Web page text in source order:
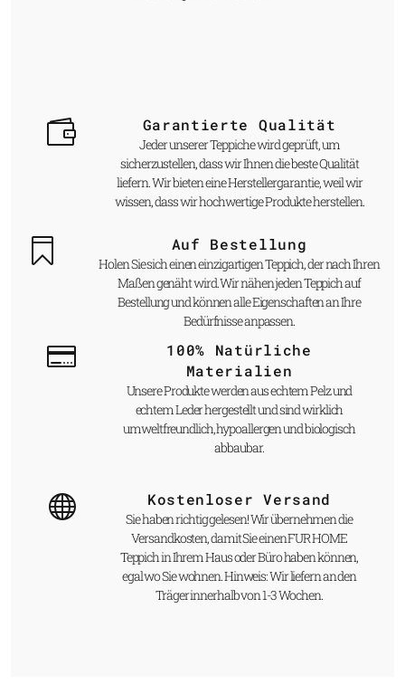
Garantierte Qualität
Jeder unserer Teppiche wird geprüft, um
sicherzustellen, dass wir Ihnen die beste Qualität
liefern. Wir bieten eine Herstellergarantie, weil wir
wissen, dass wir hochwertige Produkte herstellen.
Auf Bestellung
Holen Sie sich einen einzigartigen Teppich, der nach Ihren
Maßen genäht wird. Wir nähen jeden Teppich auf
Bestellung und können alle Eigenschaften an Ihre
Bedürfnisse anpassen.
100% Natürliche
Materialien
Unsere Produkte werden aus echtem Pelz und
echtem Leder hergestellt und sind wirklich
umweltfreundlich, hypoallergen und biologisch
abbaubar.
Kostenloser Versand
Sie haben richtig gelesen! Wir übernehmen die
Versandkosten, damit Sie einen FUR HOME
Teppich in Ihrem Haus oder Büro haben können,
egal wo Sie wohnen. Hinweis: Wir liefern an den
Träger innerhalb von 1-3 Wochen.